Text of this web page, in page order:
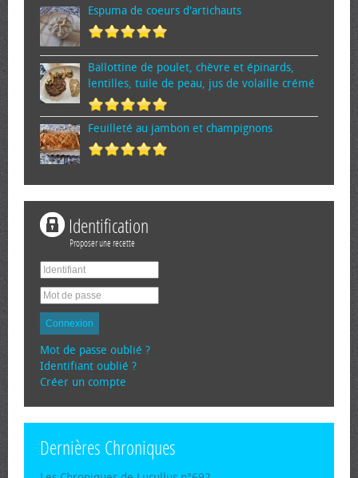
Espuma de cœurs d'artichauts
Ballottine de poulet, chèvre et épinards,
lentilles, tuile de peau, jus de volaille crémé
Feuilleté au jambon et champignons
Identification
Proposer une recette
Connexion
Mot de passe oublié ?
Identifiant oublié ?
Créer un compte
Dernières Chroniques